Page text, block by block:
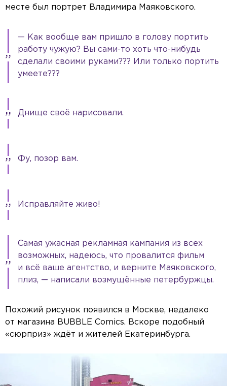
месте был портрет Владимира Маяковского.
— Как вообще вам пришло в голову портить
работу чужую? Вы сами-то хоть что-нибудь
сделали своими руками??? Или только портить
умеете???
Днище своё нарисовали.
Фу, позор вам.
Исправляйте живо!
Самая ужасная рекламная кампания из всех
возможных, надеюсь, что провалится фильм
и всё ваше агентство, и верните Маяковского,
плиз, — написали возмущённые петербуржцы.
Похожий рисунок появился в Москве, недалеко
от магазина BUBBLE Comics. Вскоре подобный
«сюрприз» ждёт и жителей Екатеринбурга.